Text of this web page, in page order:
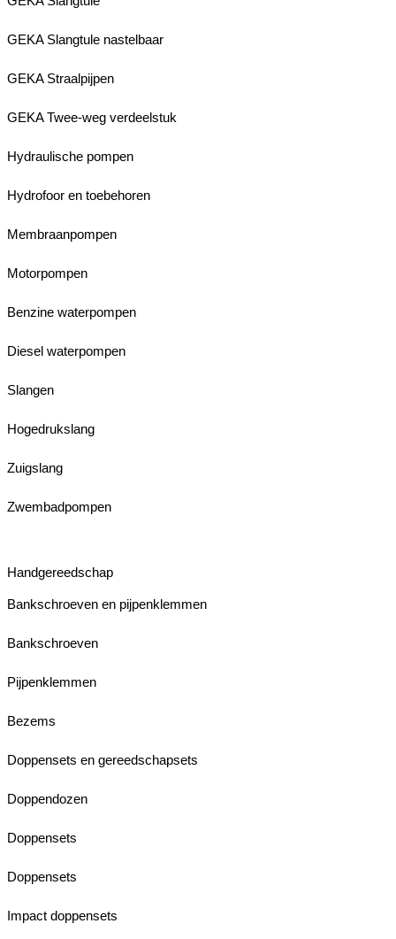
GEKA Slangtule nastelbaar
GEKA Straalpijpen
GEKA Twee-weg verdeelstuk
Hydraulische pompen
Hydrofoor en toebehoren
Membraanpompen
Motorpompen
Benzine waterpompen
Diesel waterpompen
Slangen
Hogedrukslang
Zuigslang
Zwembadpompen
Handgereedschap
Bankschroeven en pijpenklemmen
Bankschroeven
Pijpenklemmen
Bezems
Doppensets en gereedschapsets
Doppendozen
Doppensets
Doppensets
Impact doppensets